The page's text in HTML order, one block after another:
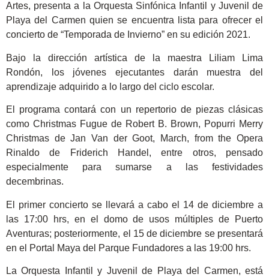
Artes, presenta a la Orquesta Sinfónica Infantil y Juvenil de
Playa del Carmen quien se encuentra lista para ofrecer el
concierto de “Temporada de Invierno” en su edición 2021.
Bajo la dirección artística de la maestra Liliam Lima
Rondón, los jóvenes ejecutantes darán muestra del
aprendizaje adquirido a lo largo del ciclo escolar.
El programa contará con un repertorio de piezas clásicas
como Christmas Fugue de Robert B. Brown, Popurri Merry
Christmas de Jan Van der Goot, March, from the Opera
Rinaldo de Friderich Handel, entre otros, pensado
especialmente para sumarse a las festividades
decembrinas.
El primer concierto se llevará a cabo el 14 de diciembre a
las 17:00 hrs, en el domo de usos múltiples de Puerto
Aventuras; posteriormente, el 15 de diciembre se presentará
en el Portal Maya del Parque Fundadores a las 19:00 hrs.
La Orquesta Infantil y Juvenil de Playa del Carmen, está